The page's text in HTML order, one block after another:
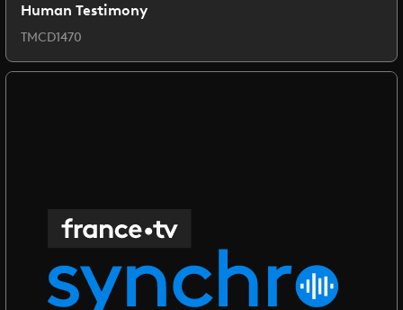
Human Testimony
TMCD1470